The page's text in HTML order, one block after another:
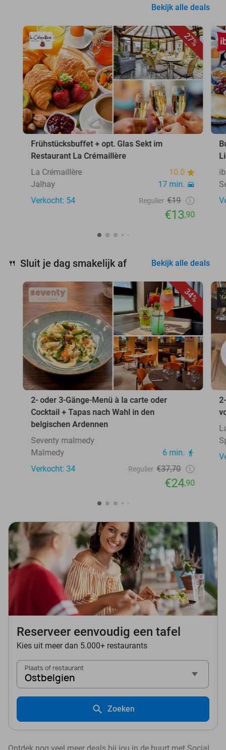
Bekijk alle deals
27%
Frühstücksbuffet + opt. Glas Sekt im
Restaurant La Crémaillère
La Crémaillère
10.0
Jalhay
17 min.
Verkocht: 54
Regulier €19
€13,90
🍴 Sluit je dag smakelijk af Bekijk alle deals
34%
2- oder 3-Gänge-Menü à la carte oder
Cocktail + Tapas nach Wahl in den
belgischen Ardennen
Seventy malmedy
Malmedy
6 min.
Verkocht: 34
Regulier €37,70
€24,90
Reserveer eenvoudig een tafel
Kies uit meer dan 5.000+ restaurants
Plaats of restaurant
Ostbelgien
Zoeken
Ontdek nog veel meer deals bij jou in de buurt met Social